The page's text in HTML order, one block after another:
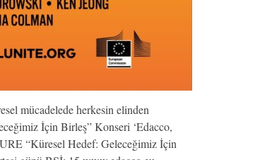
mücadelede herkesin elinden
İçin Birleş” Konseri ‘Edacco,
“Küresel Hedef: Geleceğimiz İçin